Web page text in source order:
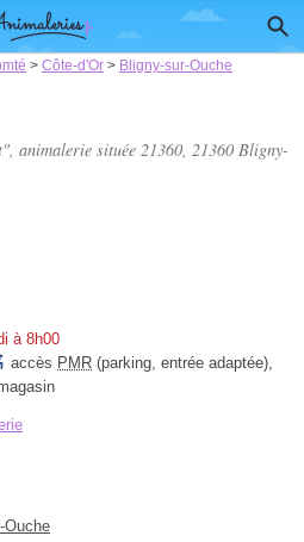
> Côte-d'Or > Bligny-sur-Ouche
animalerie située 21360, 21360 Bligny-
à 8h00
accès PMR (parking, entrée adaptée),
Ouche